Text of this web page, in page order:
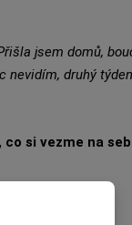
jsem domů,
nevidím, druhý
si vezme na